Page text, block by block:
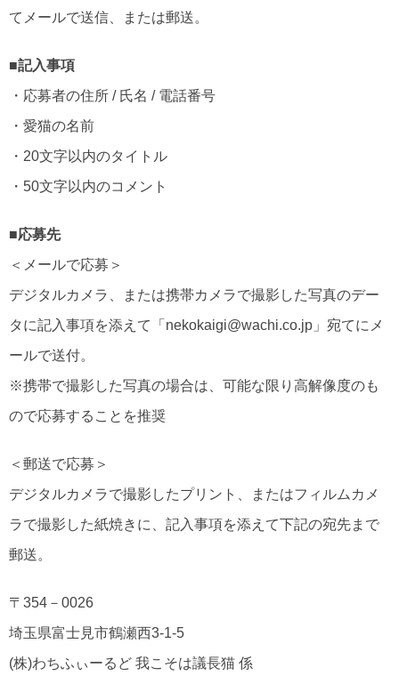
てメールで送信、または郵送。
■記入事項
・応募者の住所 / 氏名 / 電話番号
・愛猫の名前
・20文字以内のタイトル
・50文字以内のコメント
■応募先
＜メールで応募＞
デジタルカメラ、または携帯カメラで撮影した写真のデー
タに記入事項を添えて「nekokaigi@wachi.co.jp」宛てにメ
ールで送付。
※携帯で撮影した写真の場合は、可能な限り高解像度のも
ので応募することを推奨
＜郵送で応募＞
デジタルカメラで撮影したプリント、またはフィルムカメ
ラで撮影した紙焼きに、記入事項を添えて下記の宛先まで
郵送。
〒354－0026
埼玉県富士見市鶴瀬西3-1-5
(株)わちふぃーるど 我こそは議長猫 係